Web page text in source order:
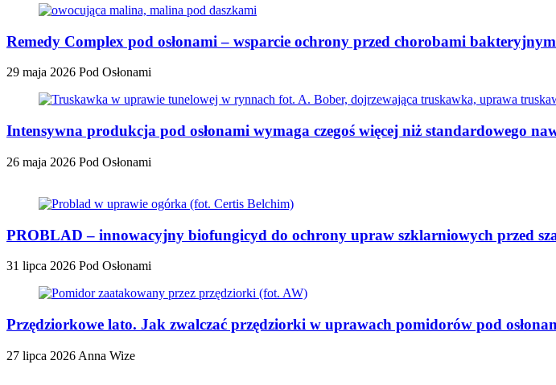
Remedy Complex pod osłonami – wsparcie ochrony przed chorobami
29 maja 2026 Pod Osłonami
Intensywna produkcja pod osłonami wymaga czegoś więcej niż standardowego
26 maja 2026 Pod Osłonami
PROBLAD – innowacyjny biofungicyd do ochrony upraw szklarniowych przed
31 lipca 2026 Pod Osłonami
Przędziorkowe lato. Jak zwalczać przędziorki w uprawach pomidorów pod
27 lipca 2026 Anna Wize